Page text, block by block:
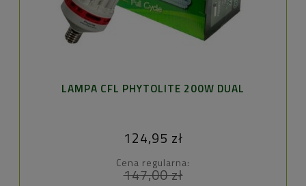
LAMPA CFL PHYTOLITE 200W DUAL
124,95 zł
Cena regularna:
147,00 zł